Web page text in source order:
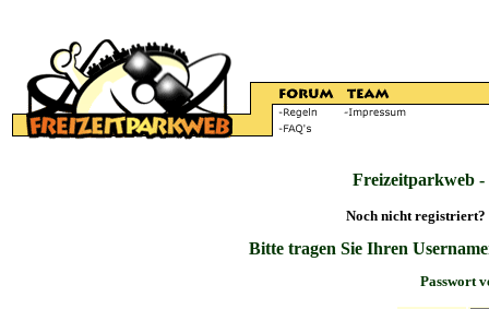
Freizeitparkweb
Noch nicht registriert?
Bitte tragen Sie Ihren
Passwort